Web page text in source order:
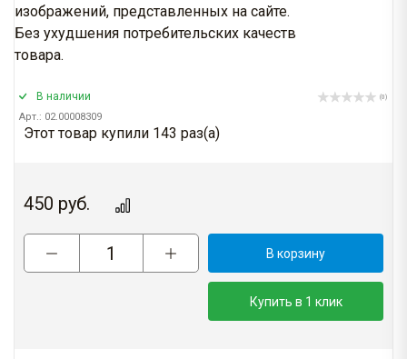
изображений, представленных на сайте.
Без ухудшения потребительских качеств
товара.
В наличии
Арт.: 02.00008309
(0)
Этот товар купили 143 раз(a)
450 руб.
В корзину
Купить в 1 клик